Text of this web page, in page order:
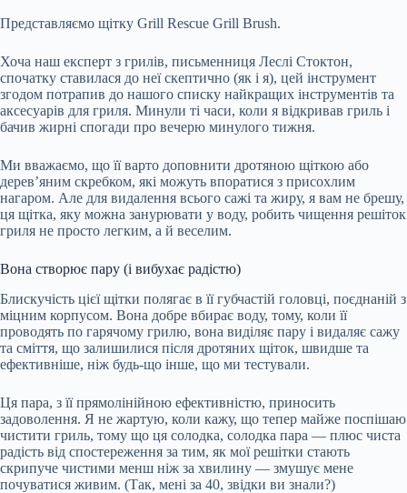
Представляємо щітку Grill Rescue Grill Brush.
Хоча наш експерт з грилів, письменниця Леслі Стоктон,
спочатку ставилася до неї скептично (як і я), цей інструмент
згодом потрапив до нашого списку найкращих інструментів та
аксесуарів для гриля. Минули ті часи, коли я відкривав гриль і
бачив жирні спогади про вечерю минулого тижня.
Ми вважаємо, що її варто доповнити дротяною щіткою або
дерев’яним скребком, які можуть впоратися з присохлим
нагаром. Але для видалення всього сажі та жиру, я вам не брешу,
ця щітка, яку можна занурювати у воду, робить чищення решіток
гриля не просто легким, а й веселим.
Вона створює пару (і вибухає радістю)
Блискучість цієї щітки полягає в її губчастій головці, поєднаній з
міцним корпусом. Вона добре вбирає воду, тому, коли її
проводять по гарячому грилю, вона виділяє пару і видаляє сажу
та сміття, що залишилися після дротяних щіток, швидше та
ефективніше, ніж будь-що інше, що ми тестували.
Ця пара, з її прямолінійною ефективністю, приносить
задоволення. Я не жартую, коли кажу, що тепер майже поспішаю
чистити гриль, тому що ця солодка, солодка пара — плюс чиста
радість від спостереження за тим, як мої решітки стають
скрипуче чистими менш ніж за хвилину — змушує мене
почуватися живим. (Так, мені за 40, звідки ви знали?)